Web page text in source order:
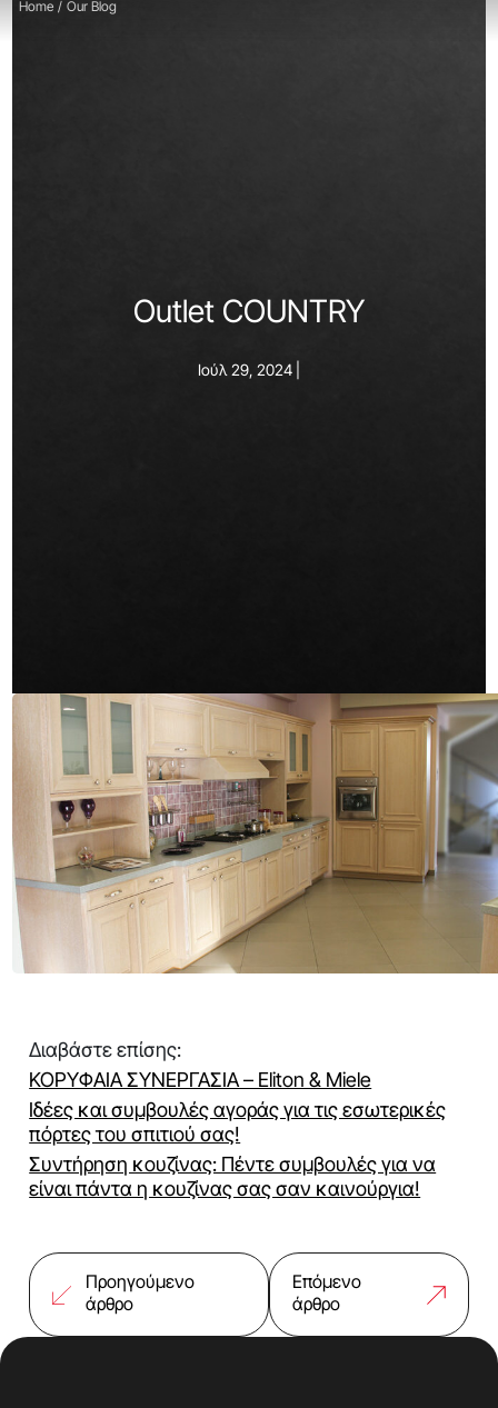
Outlet COUNTRY
Ιούλ 29, 2024 |
Home / Our Blog
Διαβάστε επίσης:
ΚΟΡΥΦΑΙΑ ΣΥΝΕΡΓΑΣΙΑ – Eliton & Miele
Ιδέες και συμβουλές αγοράς για τις εσωτερικές
πόρτες του σπιτιού σας!
Συντήρηση κουζίνας: Πέντε συμβουλές για να
είναι πάντα η κουζίνας σας σαν καινούργια!
Προηγούμενο
άρθρο
Επόμενο
άρθρο